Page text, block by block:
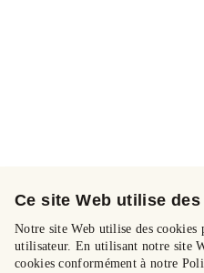
Ce site Web utilise
Notre site Web utilise des cookies
utilisateur. En utilisant notre site
cookies conformément à notre